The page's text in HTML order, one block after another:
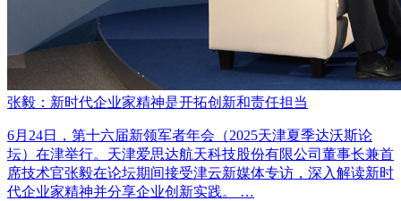
张毅：新时代企业家精神是开拓创新和责任担当
6月24日，第十六届新领军者年会（2025天津夏季达沃斯论
坛）在津举行。天津爱思达航天科技股份有限公司董事长兼首
席技术官张毅在论坛期间接受津云新媒体专访，深入解读新时
代企业家精神并分享企业创新实践。 …